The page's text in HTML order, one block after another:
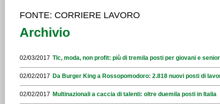
FONTE: CORRIERE LAVORO
Archivio
02/03/2017 Tlc, moda, non profit: più di tremila posti per giovani e
02/02/2017 Da Burger King a Rossopomodoro: 2.818 nuovi posti di
02/02/2017 Multinazionali a caccia di talenti: oltre duemila posti in Italia